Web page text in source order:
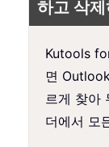
하고 삭
Kutools
면
르게 찾아
더에서 모